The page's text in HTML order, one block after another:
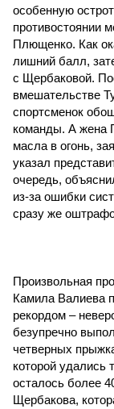
особенную
противостоянии
Плющенко. Как
лишний балл,
с Щербаковой.
вмешательстве
спортсменок
команды. А жена
масла в огонь,
указал
очередь,
из-за ошибки
сразу же
Произвольная
Камила Валиева
рекордом –
безупречно
четверных
которой удались
осталось более
Щербакова,